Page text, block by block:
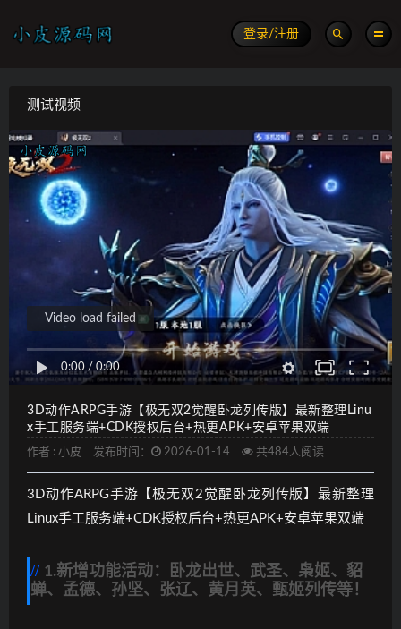
登录/注册
测试视频
0:00 / 0:00
Video load failed
3D动作ARPG手游【极无双2觉醒卧龙列传版】最新整理Linu
x手工服务端+CDK授权后台+热更APK+安卓苹果双端
作者 : 小皮 发布时间： 2026-01-14 共484人阅读
3D动作ARPG手游【极无双2觉醒卧龙列传版】最新整理
Linux手工服务端+CDK授权后台+热更APK+安卓苹果双端
1.新增功能活动：卧龙出世、武圣、枭姬、貂
蝉、孟德、孙坚、张辽、黄月英、甄姬列传等！